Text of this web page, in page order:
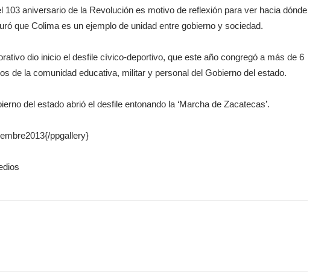
103 aniversario de la Revolución es motivo de reflexión para ver hacia dónde
que Colima es un ejemplo de unidad entre gobierno y sociedad.
dio inicio el desfile cívico-deportivo, que este año congregó a más de 6
de la comunidad educativa, militar y personal del Gobierno del estado.
del estado abrió el desfile entonando la ‘Marcha de Zacatecas’.
ppgallery}